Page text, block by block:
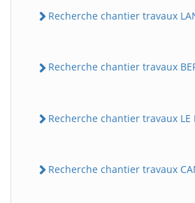
Recherche chantier travaux
Recherche chantier travaux
Recherche chantier travaux LE
Recherche chantier travaux